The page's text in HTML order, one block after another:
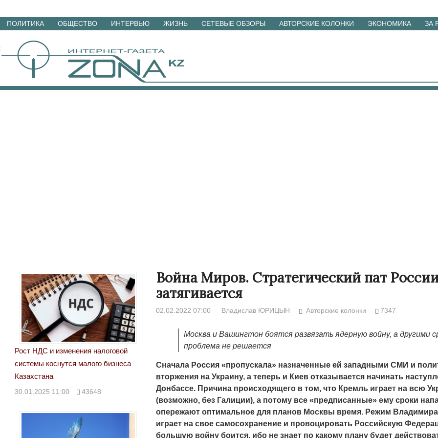
Перейти
материалам
ПОЛИТИКА ОБЩЕСТВО ИНТЕРВЬЮ ЖИЗНЬ СЕТЕВЫЕ ОБЗОРЫ АВТОРСКИЕ КОЛОНКИ ЭКОНОМИКА ЗА
Война Миров. Стратегический пат
затягивается
02.02.2022 07:00 Владислав ЮРИЦЫН Авторские колонки 7347
Москва и Вашингтон боятся развязать ядерную войну, а другими
проблема не решается
Сначала Россия «пропускала» назначенные ей западными СМИ и
вторжения на Украину, а теперь и Киев отказывается начинать
Донбассе. Причина происходящего в том, что Кремль играет на всю
(возможно, без Галиции), а потому все «предписанные» ему сроки
опережают оптимальное для планов Москвы время. Режим Владимира
играет на свое самосохранение и провоцировать Российскую
большую войну боится, ибо не знает по какому плану будет
Рост НДС и изменения налоговой
системы коснутся малого бизнеса
Казахстана
30.01.2025 11:00 43648
Народ выбрал свет
17.10.2024 17:00 29972
Странная
Дарига не
мошенниками
30.10.2024